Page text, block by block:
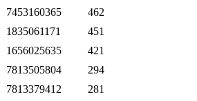
7453160365
462
1835061171
451
1656025635
421
7813505804
294
7813379412
281